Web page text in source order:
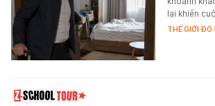
lại khiến
THẾ GIỚI ĐÓ